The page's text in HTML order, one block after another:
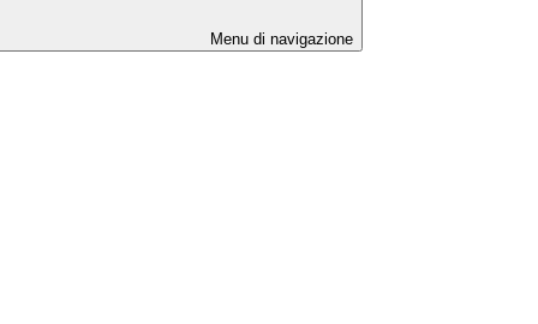
Menu di navigazione